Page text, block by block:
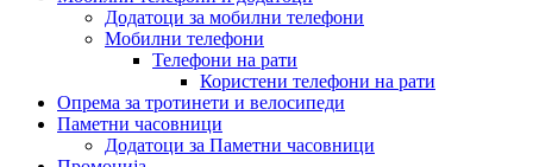
Додатоци за мобилни телефони
Мобилни телефони
Телефони на рати
Користени телефони на рати
Опрема за тротинети и велосипеди
Паметни часовници
Додатоци за Паметни часовници